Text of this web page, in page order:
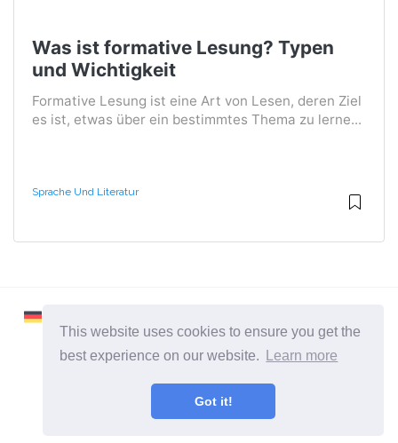
This website uses cookies to ensure you get the
best experience on our website.
Learn more
Got it!
Was ist formative Lesung? Typen
und Wichtigkeit
Formative Lesung ist eine Art von Lesen, deren Ziel
es ist, etwas über ein bestimmtes Thema zu lerne...
Sprache Und Literatur
2026 ©Learnaboutworld
Alle Kategorien